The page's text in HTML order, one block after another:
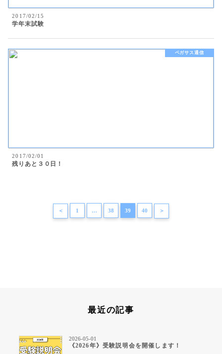
2017/02/15
学年末試験
2017/02/01
残りあと３０日！
ペガサス通信
＜ 1 … 38 39 40 ＞
最近の記事
《2026年》受験説明会を開催します！
2026-05-01